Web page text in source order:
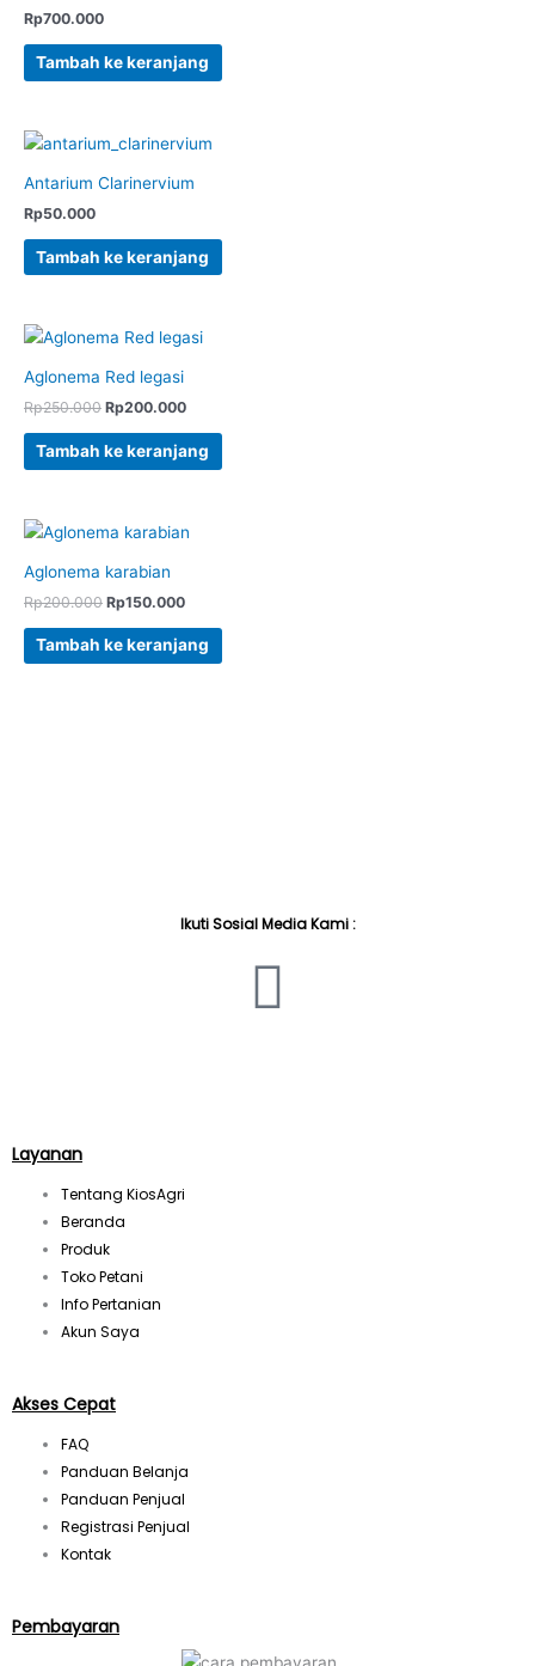
Rp700.000
Tambah ke keranjang
Antarium Clarinervium
Rp50.000
Tambah ke keranjang
Aglonema Red legasi
Rp250.000 Rp200.000
Tambah ke keranjang
Aglonema karabian
Rp200.000 Rp150.000
Tambah ke keranjang
Ikuti Sosial Media Kami :
I
Layanan
Tentang KiosAgri
Beranda
Produk
Toko Petani
Info Pertanian
Akun Saya
Akses Cepat
FAQ
Panduan Belanja
Panduan Penjual
Registrasi Penjual
Kontak
Pembayaran